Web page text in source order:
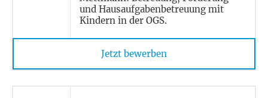
und Hausaufgabenbetreuung mit
Kindern in der OGS.
Jetzt bewerben